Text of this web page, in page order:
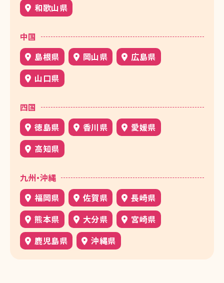
和歌山県
中国
島根県
岡山県
広島県
山口県
四国
徳島県
香川県
愛媛県
高知県
九州・沖縄
福岡県
佐賀県
長崎県
熊本県
大分県
宮崎県
鹿児島県
沖縄県